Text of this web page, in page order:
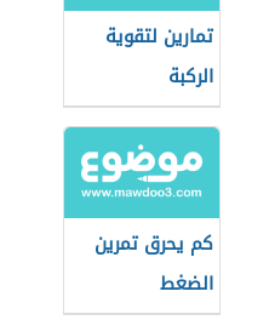
تمارين لتقوية
الركبة
كم يحرق تمرين
الضغط